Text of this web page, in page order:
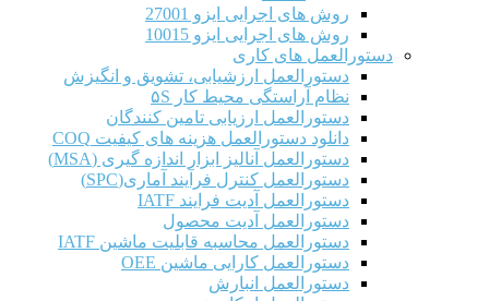
روش های اجرایی ایزو 27001
روش های اجرایی ایزو 10015
دستورالعمل های کاری
دستورالعمل ارزشیابی، تشویق و انگیزش
نظام آراستگی محیط کار ۵S
دستورالعمل ارزیابی تامین کنندگان
دانلود دستورالعمل هزینه های کیفیت COQ
دستورالعمل آنالیز ابزار اندازه گیری (MSA)
دستورالعمل کنترل فرآیند آماری(SPC)
دستورالعمل آدیت فرایند IATF
دستورالعمل آدیت محصول
دستورالعمل محاسبه قابلیت ماشین IATF
دستورالعمل کارایی ماشین OEE
دستورالعمل انبارش